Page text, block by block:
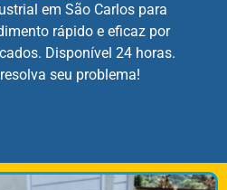
em São Carlos para
rápido e eficaz por
Disponível 24 horas.
seu problema!